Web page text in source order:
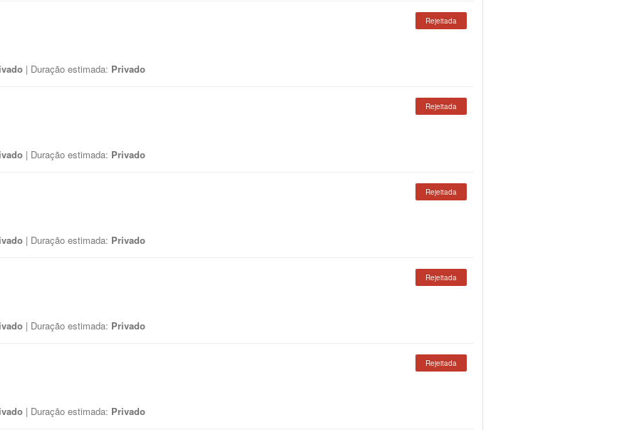
Rejeitada
| Duração estimada: Privado
Rejeitada
| Duração estimada: Privado
Rejeitada
| Duração estimada: Privado
Rejeitada
| Duração estimada: Privado
Rejeitada
| Duração estimada: Privado